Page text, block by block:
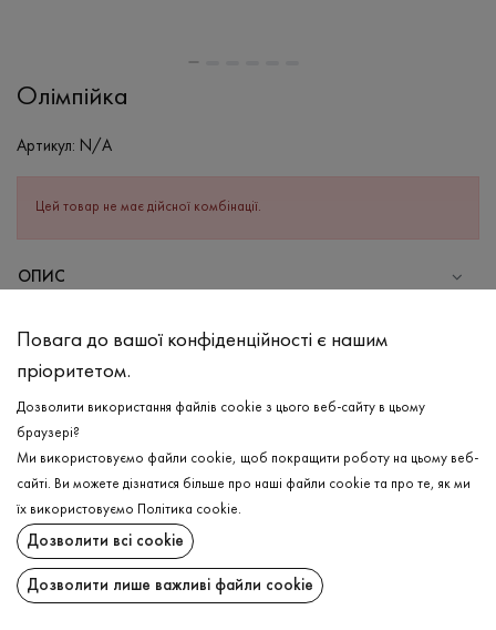
Олімпійка
Артикул: N/A
Цей товар не має дійсної комбінації.
ОПИС
стане найвлучнішим елементом Вашого гардероба цього
сезону, адже відшитий в актуальних кольорах та фасоні. Склад
100% бавовняний, тому виріб практичний та легкий в догляді.
Має блискавку та високу горловину, що надає комфорту в
холодну погоду. Рукав та манжет оздоблений рібаною, яка
добре тягнеться, та надає форми виробу. З переду та по лінії
плечей оздоблений кокетною, що додає фактурності олімпійці.
По боках є практичні кишені для всіх необхідних речей.
СКЛАД
Бавовна - 100%
ДОСТАВКА
ПОВЕРНЕННЯ
Повага до вашої конфіденційності є нашим
пріоритетом.
Дозволити використання файлів cookie з цього веб-сайту в цьому
браузері?
Ми використовуємо файли cookie, щоб покращити роботу на цьому веб-
сайті. Ви можете дізнатися більше про наші файли cookie та про те, як ми
їх використовуємо
Політика cookie.
Дозволити всі cookie
Дозволити лише важливі файли cookie